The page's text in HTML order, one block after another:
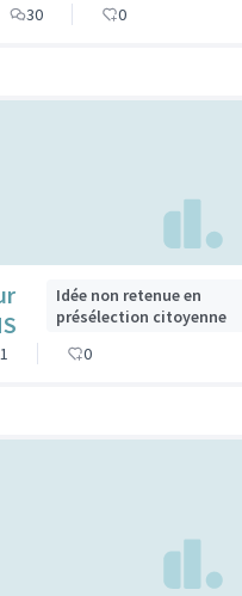
30 0
Idée non retenue en
présélection citoyenne
1 0